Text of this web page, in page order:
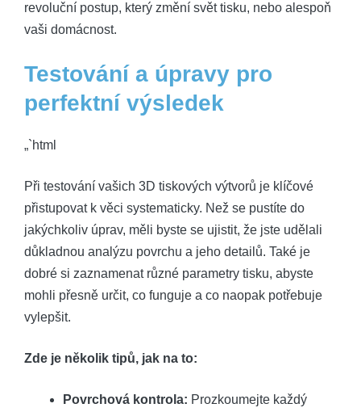
revoluční postup, který změní svět tisku, nebo alespoň
vaši domácnost.
Testování a úpravy pro
perfektní výsledek
„`html
Při testování vašich 3D tiskových výtvorů je klíčové
přistupovat k věci systematicky. Než se pustíte do
jakýchkoliv úprav, měli byste se ujistit, že jste udělali
důkladnou analýzu povrchu a jeho detailů. Také je
dobré si zaznamenat různé parametry tisku, abyste
mohli přesně určit, co funguje a co naopak potřebuje
vylepšit.
Zde je několik tipů, jak na to:
Povrchová kontrola: Prozkoumejte každý